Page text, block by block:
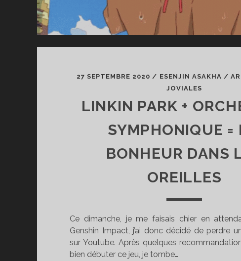
27 SEPTEMBRE 2020 / ESENJIN ASAKHA /
JOVIALES
LINKIN PARK +
SYMPHONIQUE =
BONHEUR DANS
OREILLES
Ce dimanche, je me faisais chier en
Genshin Impact, j’ai donc décidé de perdre
sur Youtube. Après quelques
bien débuter ce jeu, je tombe…